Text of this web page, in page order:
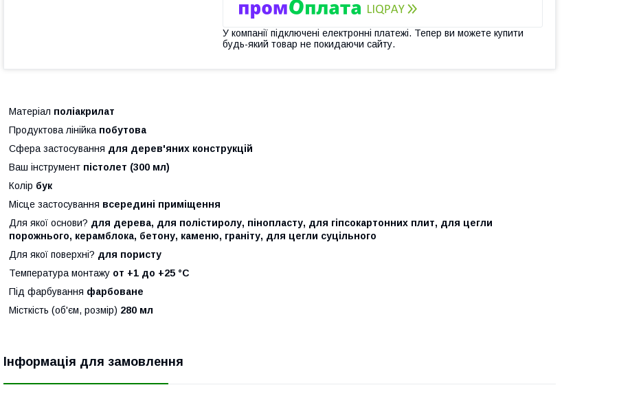
У компанії підключені електронні платежі. Тепер ви можете купити
будь-який товар не покидаючи сайту.
Матеріал поліакрилат
Продуктова лінійка побутова
Сфера застосування для дерев'яних конструкцій
Ваш інструмент пістолет (300 мл)
Колір бук
Місце застосування всередині приміщення
Для якої основи? для дерева, для полістиролу, пінопласту, для гіпсокартонних плит, для цегли
порожнього, керамблока, бетону, каменю, граніту, для цегли суцільного
Для якої поверхні? для пористу
Температура монтажу от +1 до +25 °С
Під фарбування фарбоване
Місткість (об'єм, розмір) 280 мл
Інформація для замовлення